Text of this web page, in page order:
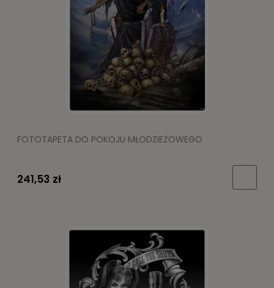
FOTOTAPETA DO POKOJU MŁODZIEŻOWEGO
241,53 zł